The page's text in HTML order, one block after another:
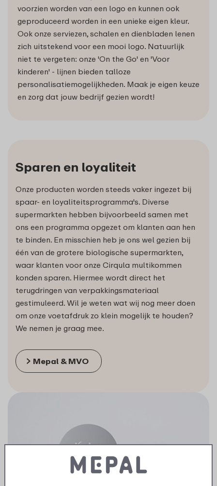
voorzien worden van een logo en kunnen ook
geproduceerd worden in een unieke eigen kleur.
Ook onze serviezen, schalen en dienbladen lenen
zich uitstekend voor een mooi logo. Natuurlijk
niet te vergeten: onze 'On the Go' en 'Voor
kinderen' - lijnen bieden talloze
personalisatiemogelijkheden. Maak je eigen keuze
en zorg dat jouw bedrijf gezien wordt!
Sparen en loyaliteit
Onze producten worden steeds vaker ingezet bij
spaar- en loyaliteitsprogramma's. Diverse
supermarkten hebben bijvoorbeeld samen met
ons een programma opgezet om klanten aan hen
te binden. En misschien heb je ons wel gezien bij
één van de grotere biologische supermarkten,
waar klanten voor onze Cirqula multikommen
konden sparen. Hiermee wordt direct het
terugdringen van verpakkingsmateriaal
gestimuleerd. Wil je weten wat wij nog meer doen
om onze voetafdruk zo klein mogelijk te houden?
We nemen je graag mee.
Mepal & MVO